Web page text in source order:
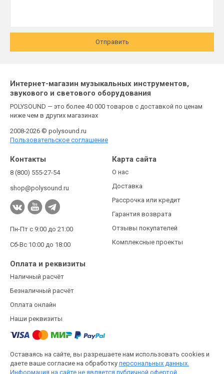
Отправить
Интернет-магазин музыкальных инструментов,
звукового и светового оборудования
POLYSOUND — это более 40 000 товаров с доставкой по ценам
ниже чем в других магазинах
2008-2026 © polysound.ru
Пользовательское соглашение
Контакты
8 (800) 555-27-54
shop@polysound.ru
Пн-Пт с 9:00 до 21:00
Сб-Вс 10:00 до 18:00
Карта сайта
О нас
Доставка
Рассрочка или кредит
Гарантия возврата
Отзывы покупателей
Комплексные проекты
Оплата и реквизиты
Наличный расчёт
Безналичный расчёт
Оплата онлайн
Наши реквизиты
Оставаясь на сайте, вы разрешаете нам использовать cookies и
даете ваше согласие на обработку персональных данных.
Информация на сайте не является публичной офертой